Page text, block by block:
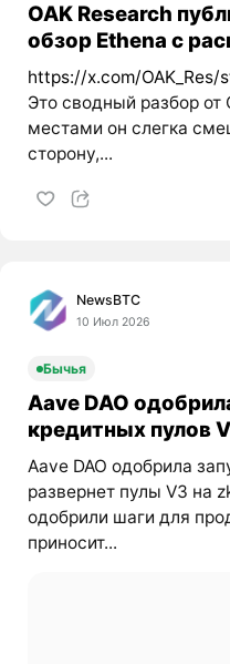
OAK Research
обзор Ethena с
https://x.com/
Это сводный разбор от
местами он слегка
сторону,...
NewsBTC
10 Июл 2026
Бычья
Aave DAO
кредитных пулов
Aave DAO одобрила
развернет пулы V3 на
одобрили шаги для
приносит...